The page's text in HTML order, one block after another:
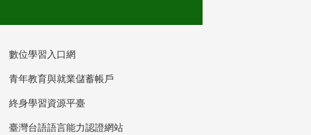
數位學習入口網
青年教育與就業儲蓄帳戶
終身學習資源平臺
臺灣台語語言能力認證網站